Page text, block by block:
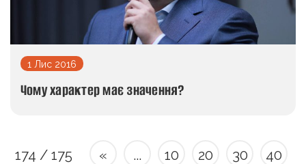
1 Лис 2016
Чому характер має значення?
174 / 175 « ... 10 20 30
40